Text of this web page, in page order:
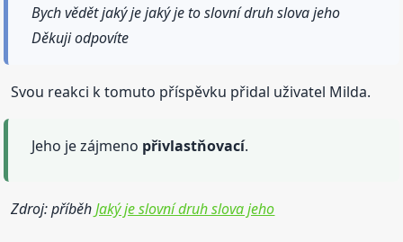
Bych vědět jaký je jaký je to slovní druh slova jeho
Děkuji odpovíte
Svou reakci k tomuto příspěvku přidal uživatel Milda.
Jeho je zájmeno přivlastňovací.
Zdroj: příběhJaký je slovní druh slova jeho